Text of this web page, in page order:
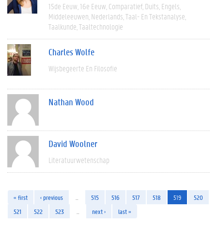
15de Eeuw 16e Eeuw Comparatief Duits Engels
Middeleeuwen Nederlands Taal- En Tekstanalyse
Taalkunde Taaltechnologie
Charles Wolfe
Wijsbegeerte En Filosofie
Nathan Wood
David Woolner
Literatuurwetenschap
« first ‹ previous 515 516 517 518 519
520
521
522 523 next › last »